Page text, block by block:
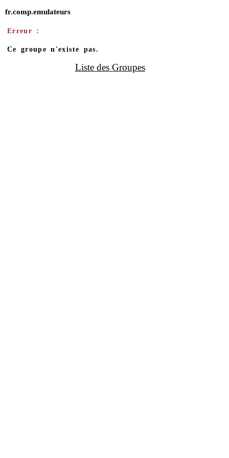
fr.comp.emulateurs
Erreur :
Ce groupe n'existe pas.
Liste des Groupes